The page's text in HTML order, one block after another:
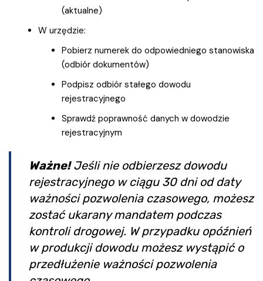
(aktualne)
W urzędzie:
Pobierz numerek do odpowiedniego stanowiska
(odbiór dokumentów)
Podpisz odbiór stałego dowodu
rejestracyjnego
Sprawdź poprawność danych w dowodzie
rejestracyjnym
Ważne!Jeśli nie odbierzesz dowodu
rejestracyjnego w ciągu 30 dni od daty
ważności pozwolenia czasowego, możesz
zostać ukarany mandatem podczas
kontroli drogowej. W przypadku opóźnień
w produkcji dowodu możesz wystąpić o
przedłużenie ważności pozwolenia